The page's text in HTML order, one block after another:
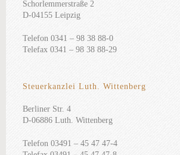
Schorlemmerstraße 2
D-04155 Leipzig
Telefon 0341 – 98 38 88-0
Telefax 0341 – 98 38 88-29
Steuerkanzlei Luth. Wittenberg
Berliner Str. 4
D-06886 Luth. Wittenberg
Telefon 03491 – 45 47 47-4